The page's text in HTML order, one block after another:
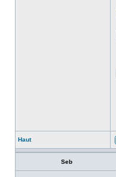
Haut
Seb